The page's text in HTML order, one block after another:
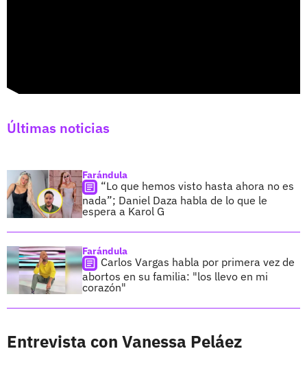
Últimas noticias
Farándula
“Lo que hemos visto hasta ahora no es
nada”; Daniel Daza habla de lo que le
espera a Karol G
Farándula
Carlos Vargas habla por primera vez de
abortos en su familia: "los llevo en mi
corazón"
Entrevista con Vanessa Peláez